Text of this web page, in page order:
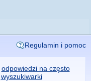
Regulamin i pomoc
odpowiedzi na często
wyszukiwarki